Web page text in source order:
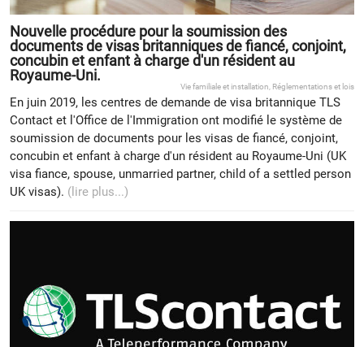
Nouvelle procédure pour la soumission des
documents de visas britanniques de fiancé, conjoint,
concubin et enfant à charge d'un résident au
Royaume-Uni.
Vie familiale et installation Réglementations et lois
En juin 2019, les centres de demande de visa britannique TLS
Contact et l'Office de l'Immigration ont modifié le système de
soumission de documents pour les visas de fiancé, conjoint,
concubin et enfant à charge d'un résident au Royaume-Uni (UK
visa fiance, spouse, unmarried partner, child of a settled person
UK visas). (lire plus...)